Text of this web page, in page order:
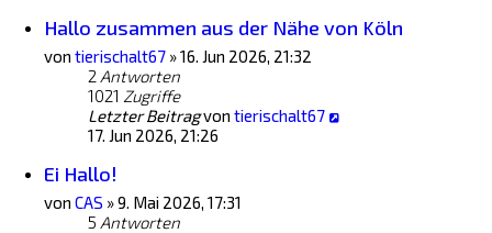
Hallo zusammen aus der Nähe von Köln
von tierischalt67 »16. Jun 2026, 21:32
2 Antworten
1021 Zugriffe
Letzter Beitragvon tierischalt67
17. Jun 2026, 21:26
Ei Hallo!
von CAS »9. Mai 2026, 17:31
5 Antworten